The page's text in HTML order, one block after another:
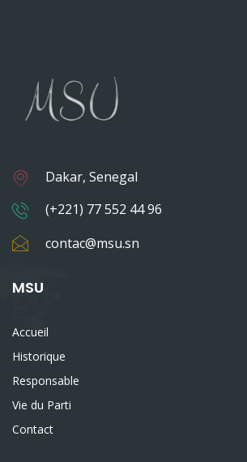
Dakar, Senegal
(+221) 77 552 44 96
contac@msu.sn
MSU
Accueil
Historique
Responsable
Vie du Parti
Contact